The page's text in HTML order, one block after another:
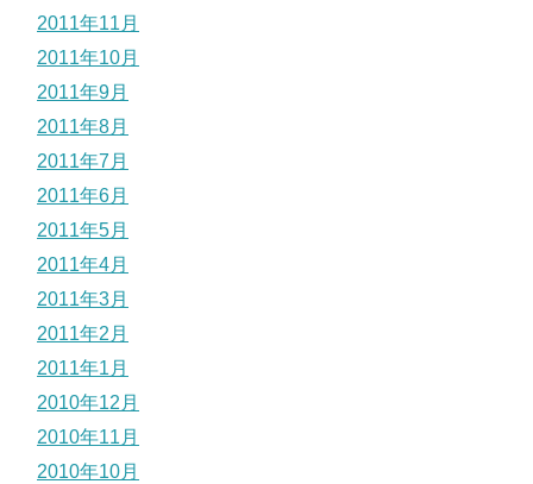
2011年11月
2011年10月
2011年9月
2011年8月
2011年7月
2011年6月
2011年5月
2011年4月
2011年3月
2011年2月
2011年1月
2010年12月
2010年11月
2010年10月